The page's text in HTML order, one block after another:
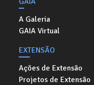
A Galeria
GAIA Virtual
EXTENSÃO
Ações de Extensão
Projetos de Extensão